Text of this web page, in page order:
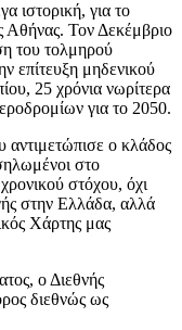
ιστορική, για το
Αθήνας. Τον Δεκέμβριο
του τολμηρού
επίτευξη μηδενικού
25 χρόνια νωρίτερα
για το 2050.
αντιμετώπισε ο κλάδος
στο
στόχου, όχι
στην Ελλάδα, αλλά
Χάρτης μας
ο Διεθνής
διεθνώς ως